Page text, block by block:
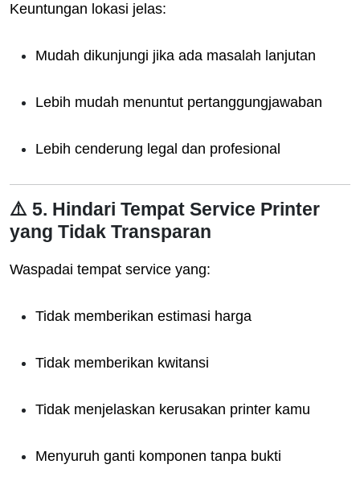
Keuntungan lokasi jelas:
Mudah dikunjungi jika ada masalah lanjutan
Lebih mudah menuntut pertanggungjawaban
Lebih cenderung legal dan profesional
⚠️ 5. Hindari Tempat Service Printer
yang Tidak Transparan
Waspadai tempat service yang:
Tidak memberikan estimasi harga
Tidak memberikan kwitansi
Tidak menjelaskan kerusakan printer kamu
Menyuruh ganti komponen tanpa bukti